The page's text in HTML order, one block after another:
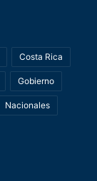
Costa Rica
Gobierno
Nacionales